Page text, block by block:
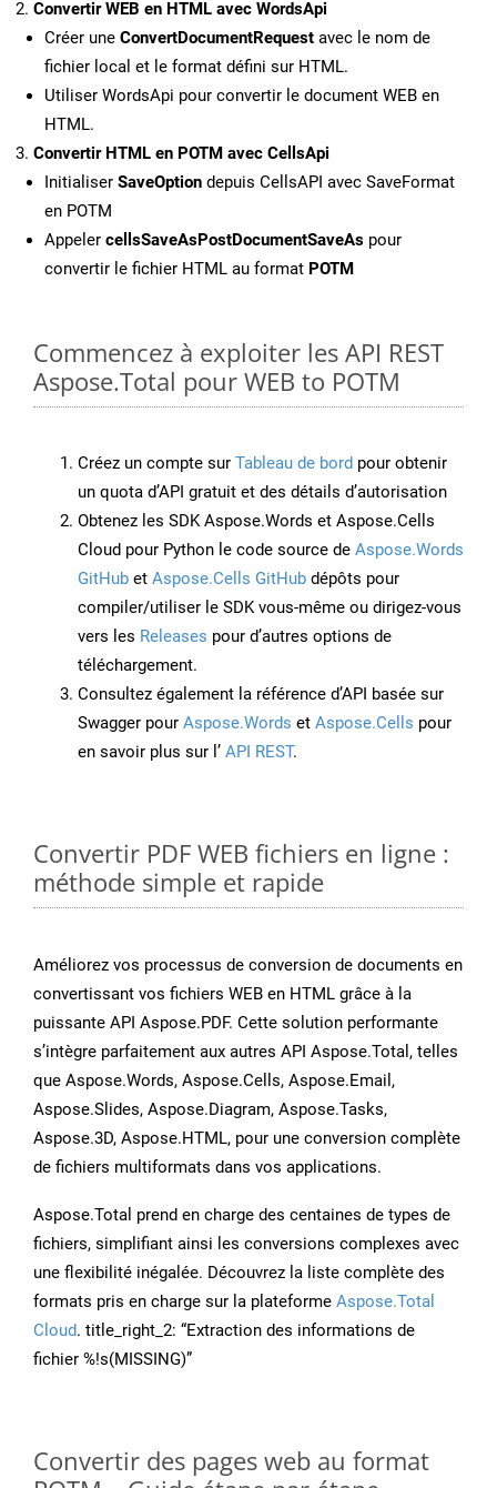
Convertir WEB en HTML avec WordsApi
Créer une ConvertDocumentRequest avec le nom de
fichier local et le format défini sur HTML.
Utiliser WordsApi pour convertir le document WEB en
HTML.
Convertir HTML en POTM avec CellsApi
Initialiser SaveOption depuis CellsAPI avec SaveFormat
en POTM
Appeler cellsSaveAsPostDocumentSaveAs pour
convertir le fichier HTML au format POTM
Commencez à exploiter les API REST
Aspose.Total pour WEB to POTM
Créez un compte sur Tableau de bord pour obtenir
un quota d’API gratuit et des détails d’autorisation
Obtenez les SDK Aspose.Words et Aspose.Cells
Cloud pour Python le code source de Aspose.Words
GitHub et Aspose.Cells GitHub dépôts pour
compiler/utiliser le SDK vous-même ou dirigez-vous
vers les Releases pour d’autres options de
téléchargement.
Consultez également la référence d’API basée sur
Swagger pour Aspose.Words et Aspose.Cells pour
en savoir plus sur l’ API REST.
Convertir PDF WEB fichiers en ligne :
méthode simple et rapide
Améliorez vos processus de conversion de documents en
convertissant vos fichiers WEB en HTML grâce à la
puissante API Aspose.PDF. Cette solution performante
s’intègre parfaitement aux autres API Aspose.Total, telles
que Aspose.Words, Aspose.Cells, Aspose.Email,
Aspose.Slides, Aspose.Diagram, Aspose.Tasks,
Aspose.3D, Aspose.HTML, pour une conversion complète
de fichiers multiformats dans vos applications.
Aspose.Total prend en charge des centaines de types de
fichiers, simplifiant ainsi les conversions complexes avec
une flexibilité inégalée. Découvrez la liste complète des
formats pris en charge sur la plateforme Aspose.Total
Cloud. title_right_2: “Extraction des informations de
fichier %!s(MISSING)”
Convertir des pages web au format